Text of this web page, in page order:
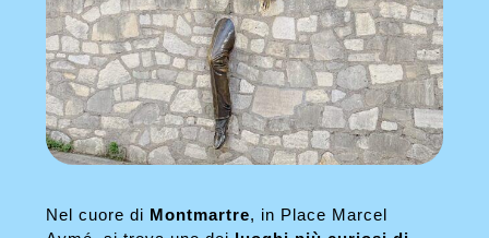
Nel cuore di Montmartre, in Place Marcel